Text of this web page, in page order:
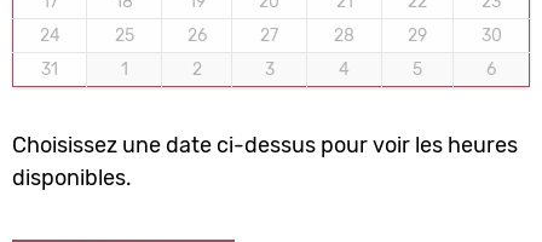
24
25 26 27 28 29
30
31
1 2 3 4 5 6
Choisissez une date ci-dessus pour voir les heures
disponibles.